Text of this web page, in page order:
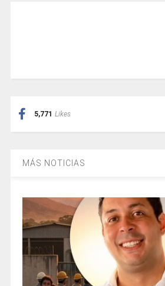
5,771 Likes
MÁS NOTICIAS